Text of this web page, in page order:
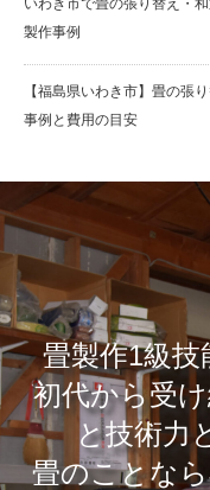
製作事例
【福島県いわき市】畳の張
事例と費用の目安
畳製作1級
初代から受
と技術力
畳のことな